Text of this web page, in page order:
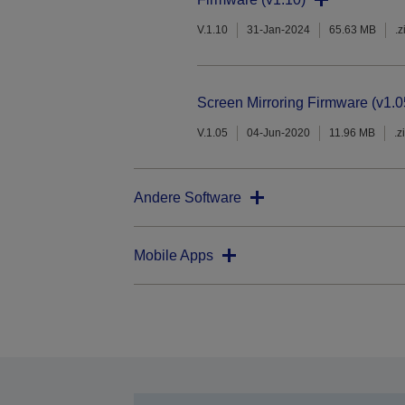
V.1.10 31-Jan-2024 65.63 MB
Screen Mirroring Firmware
V.1.05 04-Jun-2020 11.96 MB
Andere Software
Mobile Apps